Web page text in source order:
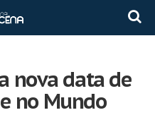
nova data de
no Mundo